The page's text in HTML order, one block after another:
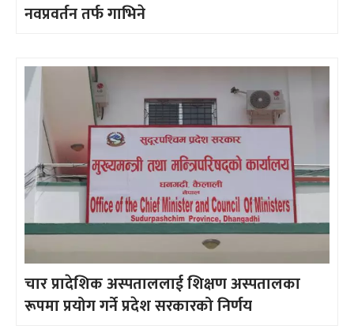
नवप्रवर्तन तर्फ गाभिने
चार प्रादेशिक अस्पताललाई शिक्षण अस्पतालका
रूपमा प्रयोग गर्ने प्रदेश सरकारको निर्णय